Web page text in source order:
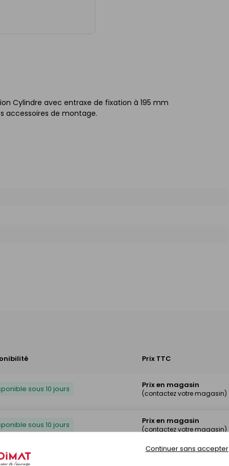
Continuer sans accepter
Cylindre avec entraxe de fixation à 195 mm
accessoires de montage.
Prix TTC
sous 10 jours Prix en magasin
(contactez votre magasin)
sous 10 jours Prix en magasin
(contactez votre magasin)
sous 10 jours